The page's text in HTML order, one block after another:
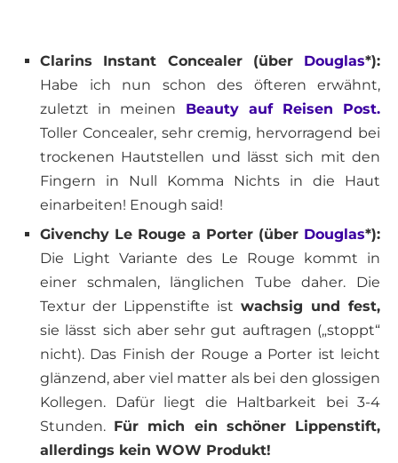
Clarins Instant Concealer (über Douglas*):
Habe ich nun schon des öfteren erwähnt,
zuletzt in meinen Beauty auf Reisen Post.
Toller Concealer, sehr cremig, hervorragend bei
trockenen Hautstellen und lässt sich mit den
Fingern in Null Komma Nichts in die Haut
einarbeiten! Enough said!
Givenchy Le Rouge a Porter (über Douglas*):
Die Light Variante des Le Rouge kommt in
einer schmalen, länglichen Tube daher. Die
Textur der Lippenstifte ist wachsig und fest,
sie lässt sich aber sehr gut auftragen („stoppt“
nicht). Das Finish der Rouge a Porter ist leicht
glänzend, aber viel matter als bei den glossigen
Kollegen. Dafür liegt die Haltbarkeit bei 3-4
Stunden. Für mich ein schöner Lippenstift,
allerdings kein WOW Produkt!